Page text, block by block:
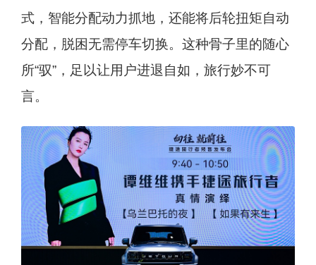
式，智能分配动力抓地，还能将后轮扭矩自动
分配，脱困无需停车切换。这种骨子里的随心
所“驭”，足以让用户进退自如，旅行妙不可
言。